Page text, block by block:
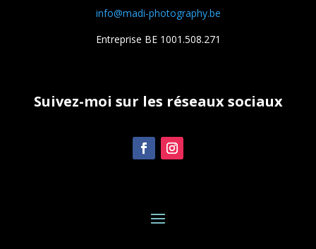
info@madi-photography.be
Entreprise BE 1001.508.271
Suivez-moi sur les réseaux sociaux